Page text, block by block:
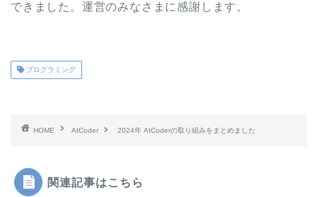
できました。運営のみなさまに感謝します。
プログラミング
HOME AtCoder 2024年 AtCoderの取り組みをまとめました
関連記事はこちら